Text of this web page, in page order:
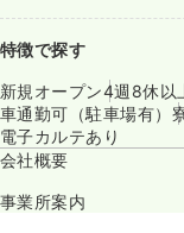
特徴で探す
新規オープン4週8休以
車通勤可（駐車場有）
電子カルテあり
会社概要
事業所案内